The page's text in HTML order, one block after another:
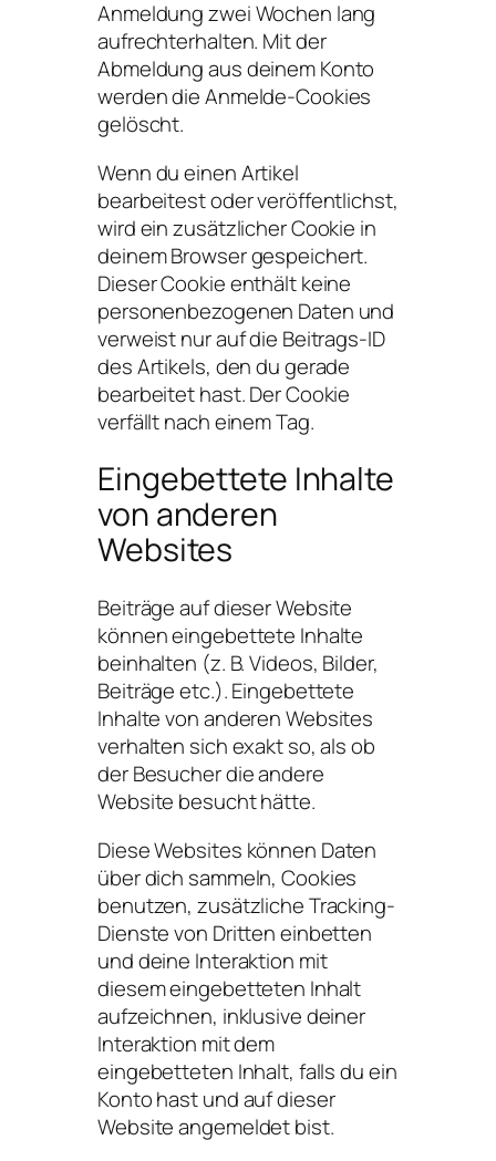
Anmeldung zwei Wochen lang
aufrechterhalten. Mit der
Abmeldung aus deinem Konto
werden die Anmelde-Cookies
gelöscht.
Wenn du einen Artikel
bearbeitest oder veröffentlichst,
wird ein zusätzlicher Cookie in
deinem Browser gespeichert.
Dieser Cookie enthält keine
personenbezogenen Daten und
verweist nur auf die Beitrags-ID
des Artikels, den du gerade
bearbeitet hast. Der Cookie
verfällt nach einem Tag.
Eingebettete Inhalte
von anderen
Websites
Beiträge auf dieser Website
können eingebettete Inhalte
beinhalten (z. B. Videos, Bilder,
Beiträge etc.). Eingebettete
Inhalte von anderen Websites
verhalten sich exakt so, als ob
der Besucher die andere
Website besucht hätte.
Diese Websites können Daten
über dich sammeln, Cookies
benutzen, zusätzliche Tracking-
Dienste von Dritten einbetten
und deine Interaktion mit
diesem eingebetteten Inhalt
aufzeichnen, inklusive deiner
Interaktion mit dem
eingebetteten Inhalt, falls du ein
Konto hast und auf dieser
Website angemeldet bist.